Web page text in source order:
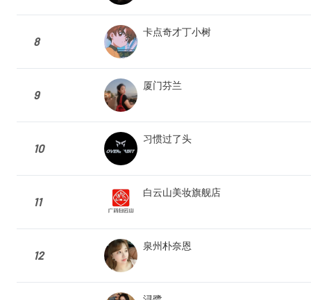
8
卡点奇才丁小树
9
厦门芬兰
10
习惯过了头
11
白云山美妆旗舰店
12
泉州朴奈恩